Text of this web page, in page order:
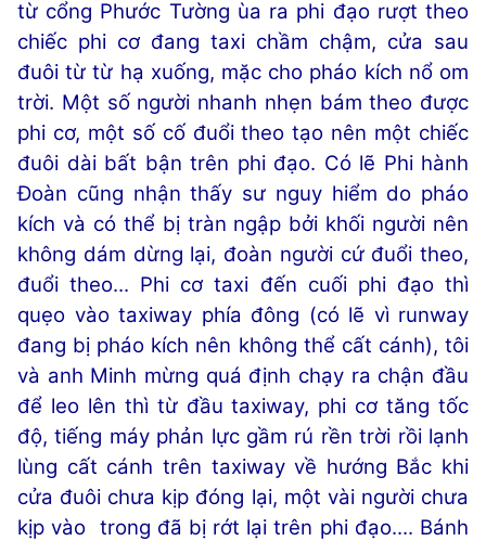
từ cổng Phước Tường ùa ra phi đạo rượt theo
chiếc phi cơ đang taxi chầm chậm, cửa sau
đuôi từ từ hạ xuống, mặc cho pháo kích nổ om
trời. Một số người nhanh nhẹn bám theo được
phi cơ, một số cố đuổi theo tạo nên một chiếc
đuôi dài bất bận trên phi đạo. Có lẽ Phi hành
Đoàn cũng nhận thấy sư nguy hiểm do pháo
kích và có thể bị tràn ngập bởi khối người nên
không dám dừng lại, đoàn người cứ đuổi theo,
đuổi theo... Phi cơ taxi đến cuối phi đạo thì
quẹo vào taxiway phía đông (có lẽ vì runway
đang bị pháo kích nên không thể cất cánh), tôi
và anh Minh mừng quá định chạy ra chận đầu
để leo lên thì từ đầu taxiway, phi cơ tăng tốc
độ, tiếng máy phản lực gầm rú rền trời rồi lạnh
lùng cất cánh trên taxiway về hướng Bắc khi
cửa đuôi chưa kịp đóng lại, một vài người chưa
kịp vào trong đã bị rớt lại trên phi đạo.... Bánh